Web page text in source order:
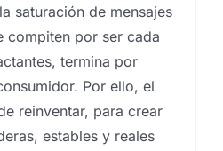
saturación de mensajes
compiten por ser cada
termina por
Por ello, el
reinventar, para crear
estables y reales